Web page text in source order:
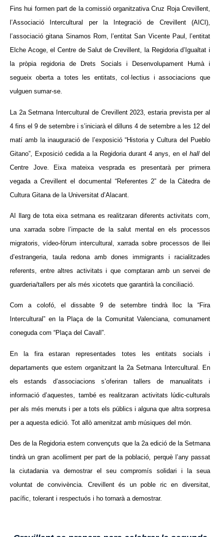
Fins hui formen part de la comissió organitzativa Cruz Roja Crevillent,
l’Associació Intercultural per la Integració de Crevillent (AICI),
l’associació gitana Sinamos Rom, l’entitat San Vicente Paul, l’entitat
Elche Acoge, el Centre de Salut de Crevillent, la Regidoria d’Igualtat i
la pròpia regidoria de Drets Socials i Desenvolupament Humà i
segueix oberta a totes les entitats, col·lectius i associacions que
vulguen sumar-se.
La 2a Setmana Intercultural de Crevillent 2023, estaria prevista per al
4 fins el 9 de setembre i s’iniciarà el dilluns 4 de setembre a les 12 del
matí amb la inauguració de l’exposició “Historia y Cultura del Pueblo
Gitano”, Exposició cedida a la Regidoria durant 4 anys, en el hall del
Centre Jove. Eixa mateixa vesprada es presentarà per primera
vegada a Crevillent el documental “Referentes 2” de la Càtedra de
Cultura Gitana de la Universitat d’Alacant.
Al llarg de tota eixa setmana es realitzaran diferents activitats com,
una xarrada sobre l’impacte de la salut mental en els processos
migratoris, vídeo-fòrum intercultural, xarrada sobre processos de llei
d’estrangeria, taula redona amb dones immigrants i racialitzades
referents, entre altres activitats i que comptaran amb un servei de
guarderia/tallers per als més xicotets que garantirà la conciliació.
Com a colofó, el dissabte 9 de setembre tindrà lloc la “Fira
Intercultural” en la Plaça de la Comunitat Valenciana, comunament
coneguda com “Plaça del Cavall”.
En la fira estaran representades totes les entitats socials i
departaments que estem organitzant la 2a Setmana Intercultural. En
els estands d’associacions s’oferiran tallers de manualitats i
informació d’aquestes, també es realitzaran activitats lúdic-culturals
per als més menuts i per a tots els públics i alguna que altra sorpresa
per a aquesta edició. Tot allò amenitzat amb músiques del món.
Des de la Regidoria estem convençuts que la 2a edició de la Setmana
tindrà un gran acolliment per part de la població, perquè l’any passat
la ciutadania va demostrar el seu compromís solidari i la seua
voluntat de convivència. Crevillent és un poble ric en diversitat,
pacífic, tolerant i respectuós i ho tornarà a demostrar.